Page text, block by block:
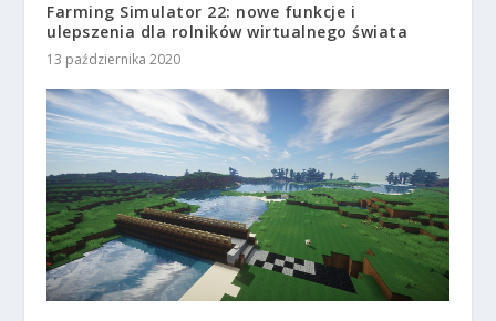
Farming Simulator 22: nowe funkcje i
ulepszenia dla rolników wirtualnego świata
13 października 2020